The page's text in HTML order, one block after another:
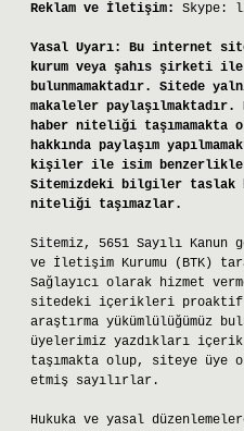
Reklam ve İletişim: Skype:
Yasal Uyarı:
Bu internet
kurum veya şahıs şirketi
bulunmamaktadır. Sitede
makaleler
haber niteliği taşımamakta
hakkında paylaşım
kişiler ile isim
Sitemizdeki bilgiler taslak
niteliği taşımazlar.
Sitemiz, 5651 Sayılı
ve İletişim Kurumu (BTK)
Sağlayıcı olarak hizmet
sitedeki içerikleri proaktif
araştırma yükümlülüğümüz
üyelerimiz yazdıkları
taşımakta olup, siteye üye
etmiş sayılırlar.
Hukuka ve yasal